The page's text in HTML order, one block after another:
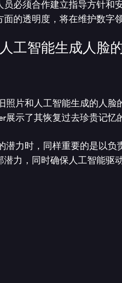
员必须合作建立指导方针和
面的透明度，将在维护数字
工智能生成人脸
照片和人工智能生成的人
展示了其恢复过去珍贵记
潜力时，同样重要的是以
潜力，同时确保人工智能驱